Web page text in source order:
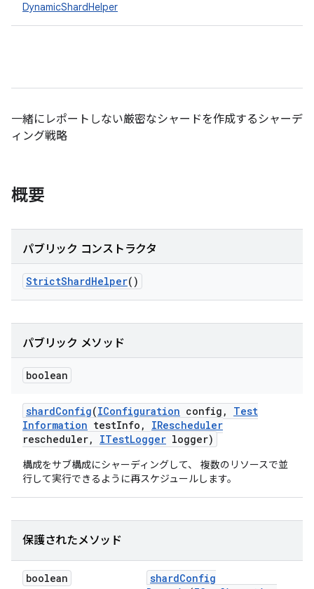
DynamicShardHelper
一緒にレポートしない厳密なシャードを作成するシャーデ
ィング戦略
概要
パブリック コンストラクタ
StrictShardHelper()
パブリック メソッド
boolean
shardConfig(IConfiguration config ,
Test
Information testInfo ,
IRescheduler
rescheduler, ITestLogger logger)
構成をサブ構成にシャーディングして、 複数のリソースで並
行して実行できるように再スケジュールします。
保護されたメソッド
boolean shardConfig